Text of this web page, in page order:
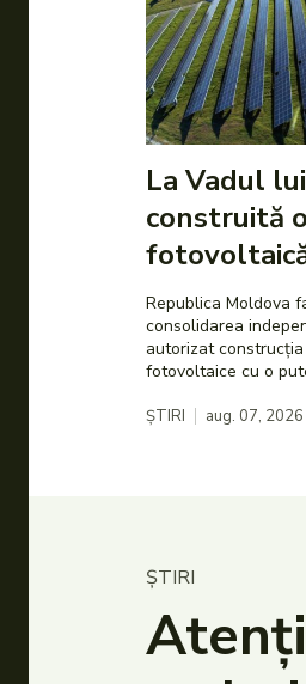
La Vadul
construită
Republica Moldova
consolidarea
autorizat
fotovoltaice cu o
ȘTIRI aug. 07, 2026